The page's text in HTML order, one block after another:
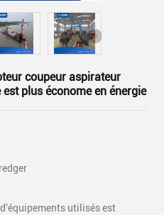
coupeur aspirateur
plus économe en énergie
utilisés est